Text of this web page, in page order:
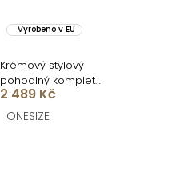
Vyrobeno v EU
Krémový stylový
pohodlný komplet
COMFRA
2 489 Kč
ONESIZE